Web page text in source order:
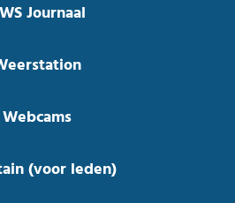
Journaal
Webcams
(voor leden)